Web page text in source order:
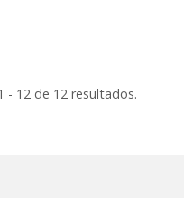
- 12 de 12 resultados.